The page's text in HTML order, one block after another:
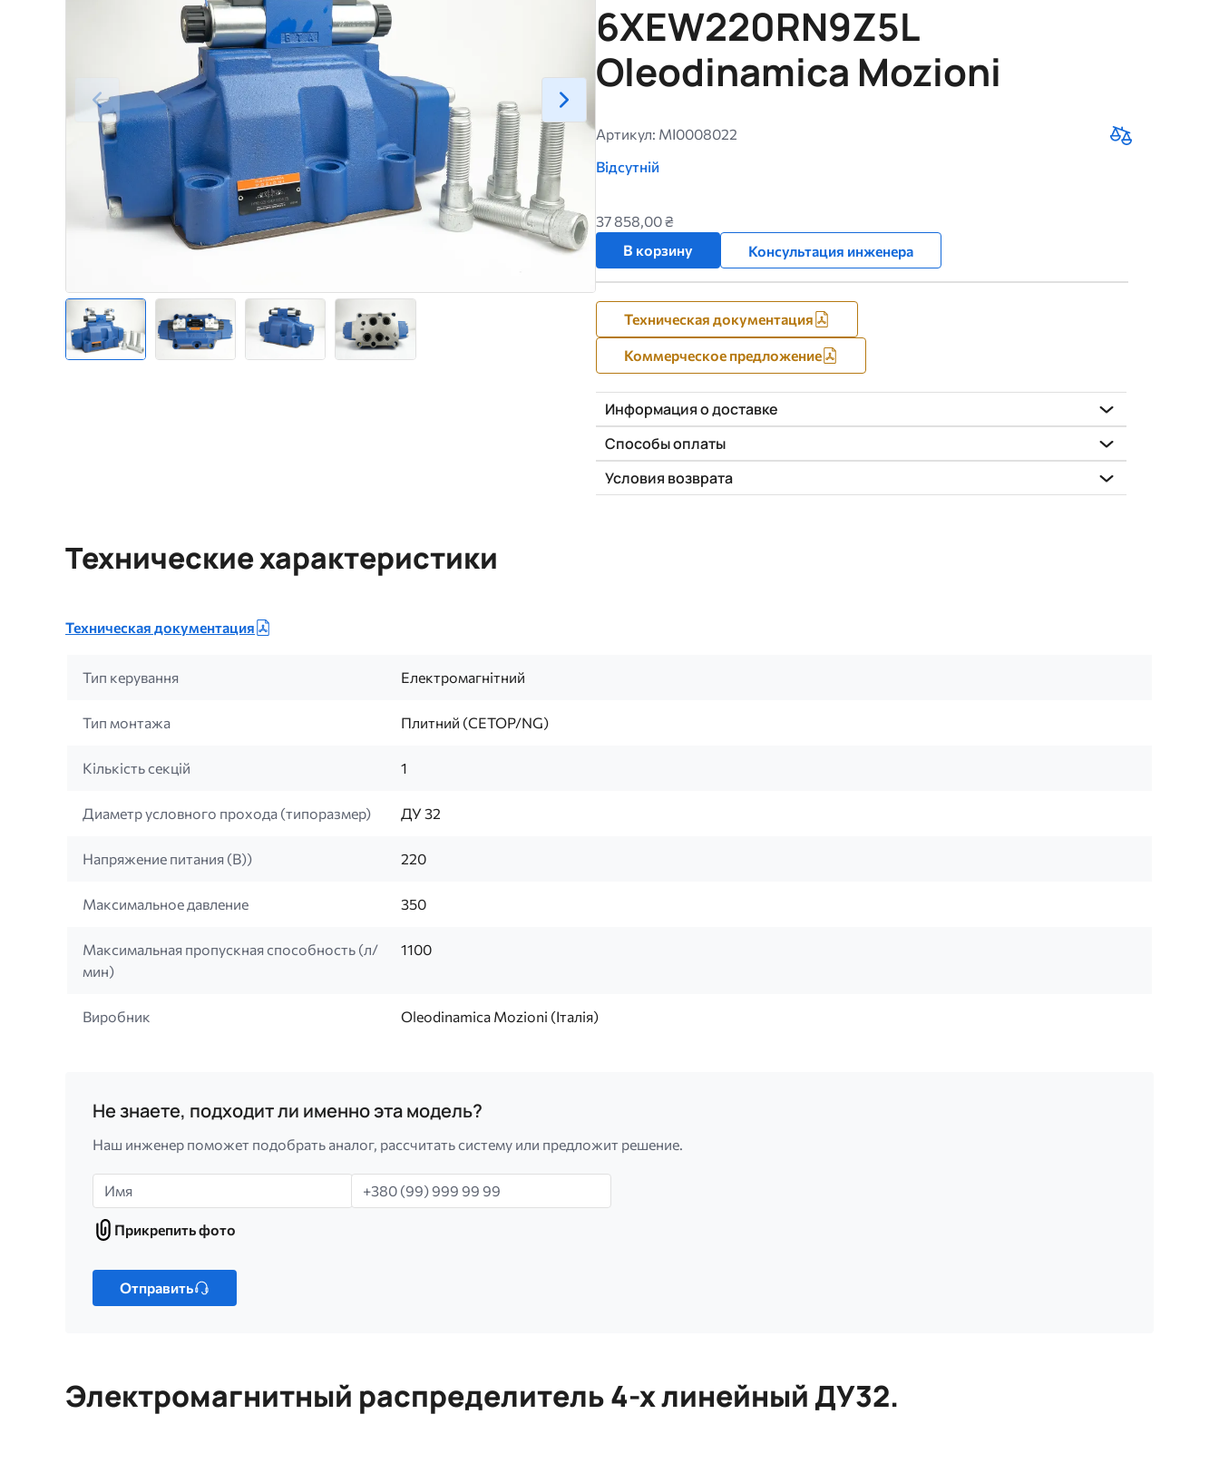
6XEW220RN9Z5L
Oleodinamica Mozioni
Артикул: MI0008022
Відсутній
37 858,00 ₴
В корзину
Консультация инженера
Техническая документация
Коммерческое предложение
Информация о доставке
Способы оплаты
Условия возврата
Технические характеристики
Техническая документация
Тип керування Електромагнітний
Тип монтажа Плитний (CETOP/NG)
Кількість секцій 1
Диаметр условного прохода (типоразмер) ДУ 32
Напряжение питания (B)) 220
Максимальное давление 350
Максимальная пропускная способность (л/
мин)
1100
Виробник Oleodinamica Mozioni (Італія)
Не знаете, подходит ли именно эта модель?
Наш инженер поможет подобрать аналог, рассчитать систему или предложит решение.
Имя Телефон
Прикрепить
Прикрепить фото
один
файл.
Допустимые
Отправить
Электромагнитный распределитель 4-х линейный ДУ32.